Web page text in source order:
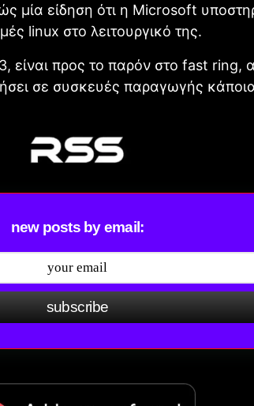
μία είδηση ότι η Microsoft
linux στο λειτουργικό της.
είναι προς το παρόν στο fast ring,
σε συσκευές παραγωγής
new posts by email:
subscribe